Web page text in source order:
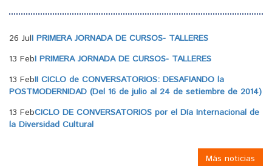
26 JulI PRIMERA JORNADA DE CURSOS- TALLERES
13 FebI PRIMERA JORNADA DE CURSOS- TALLERES
13 FebII CICLO de CONVERSATORIOS: DESAFIANDO la
POSTMODERNIDAD (Del 16 de julio al 24 de setiembre de 2014)
13 FebCICLO DE CONVERSATORIOS por el Día Internacional de
la Diversidad Cultural
Más noticias